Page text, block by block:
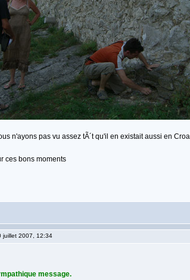
n'ayons pas vu assez tÃ´t qu'il en existait aussi en
ces bons moments
juillet 2007, 12:34
message.